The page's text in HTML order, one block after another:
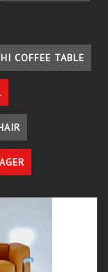
COFFEE TABLE